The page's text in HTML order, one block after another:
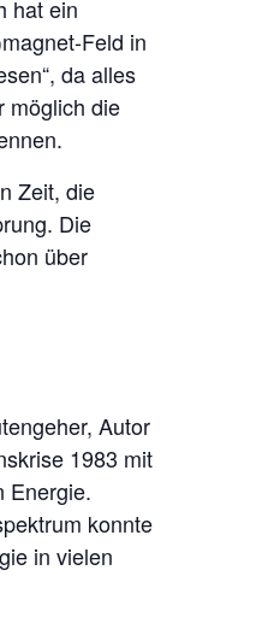
hat ein
Feld in
da alles
möglich die
Zeit, die
Die
über
Autor
1983 mit
Energie.
konnte
in vielen